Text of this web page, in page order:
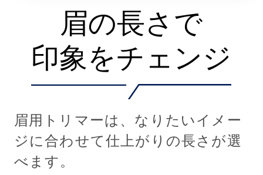
眉の長さで
印象をチェンジ
眉用トリマーは、なりたいイメー
ジに合わせて仕上がりの長さが選
べます。